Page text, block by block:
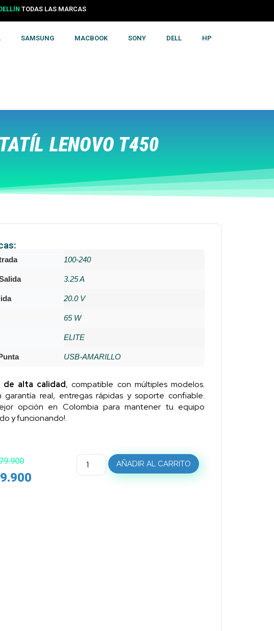
TODAS LAS MARCAS
SAMSUNG MACBOOK SONY DELL HP
LENOVO T450
100-240
3.25 A
20.0 V
65 W
ELITE
USB-AMARILLO
de alta calidad, compatible con múltiples modelos.
garantía real, entregas rápidas y soporte confiable.
opción en Colombia para mantener tu equipo
y funcionando!.
AÑADIR AL CARRITO